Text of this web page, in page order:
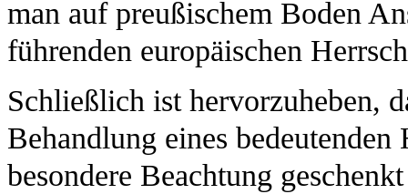
man auf preußischem Boden
führenden europäischen
Schließlich ist hervorzuheben,
Behandlung eines bedeutenden
besondere Beachtung